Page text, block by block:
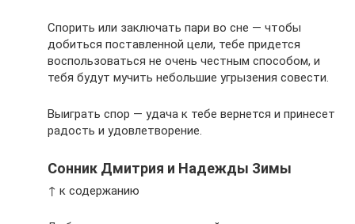
Спорить или заключать пари во сне — чтобы
добиться поставленной цели, тебе придется
воспользоваться не очень честным способом, и
тебя будут мучить небольшие угрызения совести.
Выиграть спор — удача к тебе вернется и принесет
радость и удовлетворение.
Сонник Дмитрия и Надежды Зимы
↑ к содержанию